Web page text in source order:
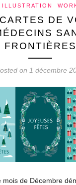
ILLUSTRATION
DE
FRONTIÈRES
on 1 décembre
mois de Décembre